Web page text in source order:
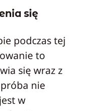
się
podczas tej
to
się wraz z
nie
w